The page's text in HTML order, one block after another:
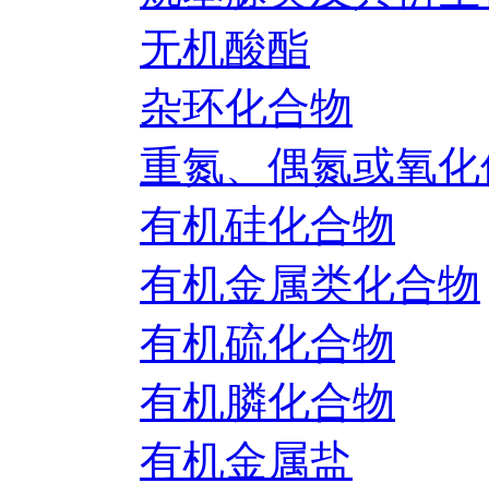
无机酸酯
杂环化合物
重氮、偶氮或氧
有机硅化合物
有机金属类化合物
有机硫化合物
有机膦化合物
有机金属盐